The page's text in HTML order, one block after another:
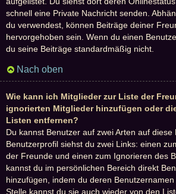
schnell eine Private Nachricht senden.
du verwendest, können Beiträge deiner
hervorgehoben sein. Wenn du einen
du seine Beiträge standardmäßig nicht.
Nach oben
Wie kann ich Mitglieder zur Liste der
ignorierten Mitglieder hinzufügen oder
Listen entfernen?
Du kannst Benutzer auf zwei Arten auf
Benutzerprofil siehst du zwei Links: einen
der Freunde und einen zum Ignorieren des
kannst du im persönlichen Bereich direkt
hinzufügen, indem du deren
Stelle kannst du sie auch wieder von den